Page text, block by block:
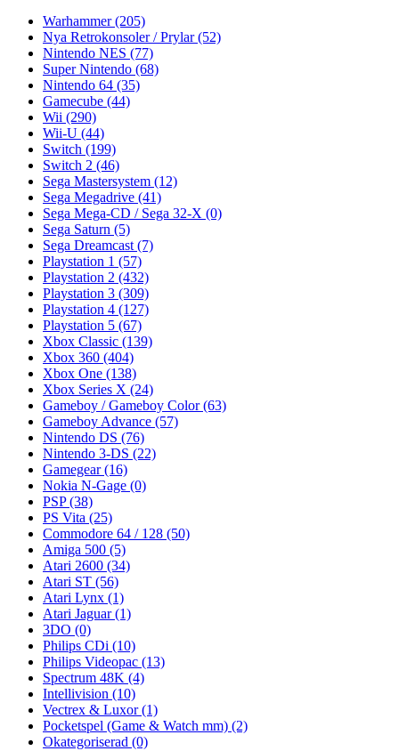
Warhammer(205)
Nya Retrokonsoler / Prylar(52)
Nintendo NES (77)
Super Nintendo (68)
Nintendo 64 (35)
Gamecube (44)
Wii (290)
Wii-U (44)
Switch (199)
Switch 2 (46)
Sega Mastersystem (12)
Sega Megadrive (41)
Sega Mega-CD / Sega 32-X (0)
Sega Saturn (5)
Sega Dreamcast (7)
Playstation 1 (57)
Playstation 2 (432)
Playstation 3 (309)
Playstation 4 (127)
Playstation 5 (67)
Xbox Classic (139)
Xbox 360 (404)
Xbox One (138)
Xbox Series X (24)
Gameboy / Gameboy Color(63)
Gameboy Advance (57)
Nintendo DS (76)
Nintendo 3-DS (22)
Gamegear(16)
Nokia N-Gage (0)
PSP(38)
PS Vita (25)
Commodore 64 / 128 (50)
Amiga 500 (5)
Atari 2600 (34)
Atari ST (56)
Atari Lynx (1)
Atari Jaguar(1)
3DO (0)
Philips CDi (10)
Philips Videopac (13)
Spectrum 48K (4)
Intellivision (10)
Vectrex & Luxor(1)
Pocketspel (Game & Watch mm) (2)
Okategoriserad (0)